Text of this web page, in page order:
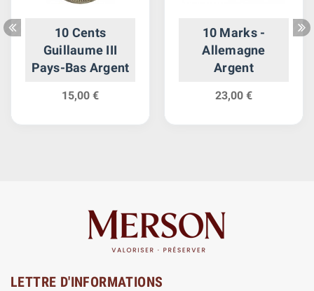
10 Cents
Guillaume III
Pays-Bas Argent
15,00 €
10 Marks -
Allemagne
Argent
23,00 €
LETTRE D'INFORMATIONS